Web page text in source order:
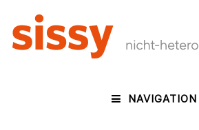
NAVIGATION